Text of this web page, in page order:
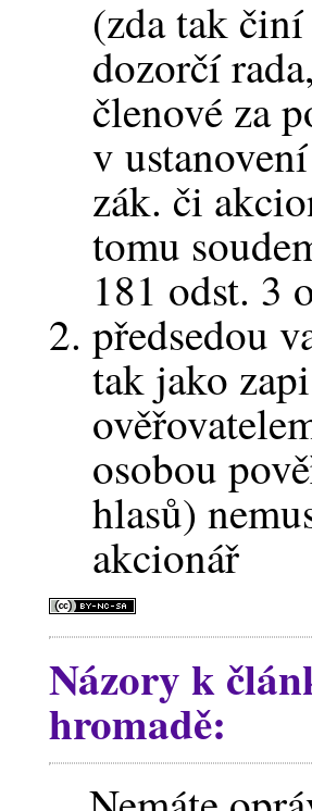
(zda tak
dozorčí
členové za
v
zák. či
tomu
181 odst. 3
předsedou
tak jako
osobou
hlasů)
akcionář
Názory k
hromadě: